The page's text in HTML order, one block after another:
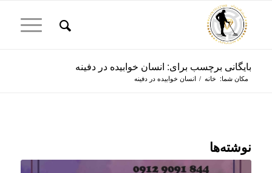
بایگانی برچسب برای: انسان خوابیده در دفینه
مکان شما: خانه / انسان خوابیده در دفینه
نوشته‌ها